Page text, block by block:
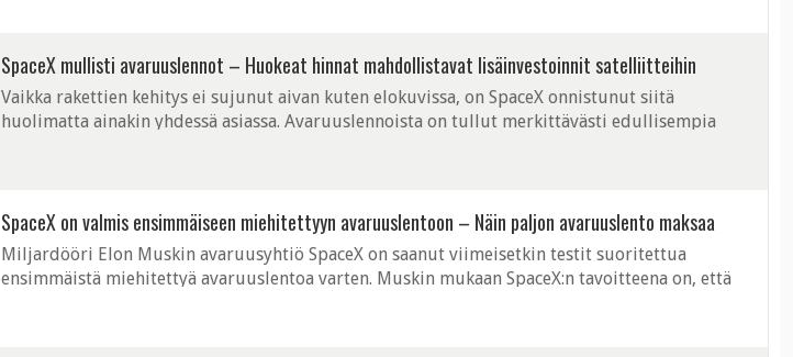
SpaceX mullisti avaruuslennot – Huokeat hinnat mahdollistavat lisäinvestoinnit satelliitteihin
Vaikka rakettien kehitys ei sujunut aivan kuten elokuvissa, on SpaceX onnistunut siitä
huolimatta ainakin yhdessä asiassa. Avaruuslennoista on tullut merkittävästi edullisempia
SpaceX on valmis ensimmäiseen miehitettyyn avaruuslentoon – Näin paljon avaruuslento maksaa
Miljardööri Elon Muskin avaruusyhtiö SpaceX on saanut viimeisetkin testit suoritettua
ensimmäistä miehitettyä avaruuslentoa varten. Muskin mukaan SpaceX:n tavoitteena on, että